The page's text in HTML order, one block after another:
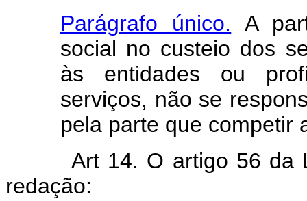
Parágrafo único. A
social no custeio dos
às entidades ou
serviços, não se
pela parte que competir
Art 14. O artigo 56 da
redação: